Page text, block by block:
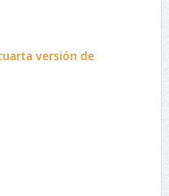
versión de